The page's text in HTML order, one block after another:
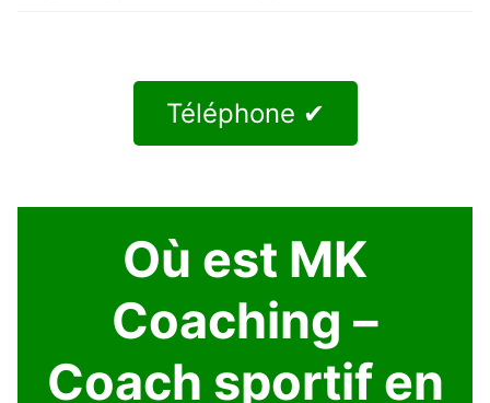
Téléphone ✔
Où est MK
Coaching –
Coach sportif en